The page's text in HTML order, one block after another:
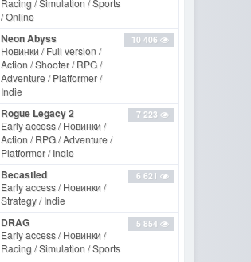
Racing / Simulation / Sports
/ Online
10 406
Neon Abyss
Новинки / Full version /
Action / Shooter / RPG /
Adventure / Platformer /
Indie
7 223
Rogue Legacy 2
Early access / Новинки /
Action / RPG / Adventure /
Platformer / Indie
6 621
Becastled
Early access / Новинки /
Strategy / Indie
5 854
DRAG
Early access / Новинки /
Racing / Simulation / Sports